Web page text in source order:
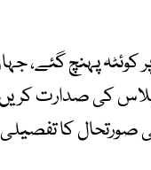
پہنچ گئے،
کی صدارت
کا تفصیلی